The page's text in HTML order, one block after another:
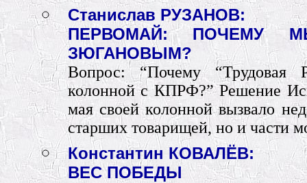
Станислав РУЗАНОВ:
ПЕРВОМАЙ:
ЗЮГАНОВЫМ?
Вопрос: “Почему “Трудовая
колонной с КПРФ?” Решение
мая своей колонной вызвало
старших товарищей, но и части
Константин КОВАЛЁВ:
ВЕС ПОБЕДЫ